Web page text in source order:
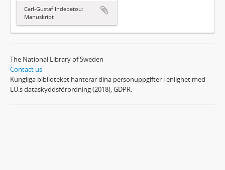
Carl-Gustaf Indebetou:
Manuskript
The National Library of Sweden
Contact us
Kungliga biblioteket hanterar dina personuppgifter i enlighet med
EU:s dataskyddsförordning (2018), GDPR.